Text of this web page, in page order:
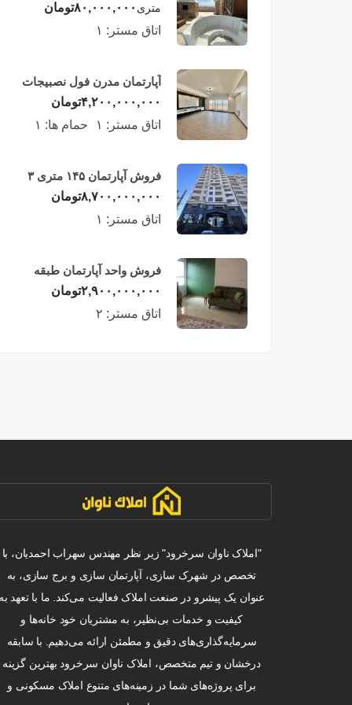
لوکس در طبقه چهاردهم
فریدونکنار
متری ۸۰,۰۰۰,۰۰۰تومان
اتاق مستر: ۱
آپارتمان مدرن فول نصبیجات
ساحلی/فریدونکنار
۴,۲۰۰,۰۰۰,۰۰۰تومان
اتاق مستر: ۱ حمام ها: ۱
فروش آپارتمان ۱۴۵ متری ۳
خوابه در فریدونکنار
۸,۷۰۰,۰۰۰,۰۰۰تومان
اتاق مستر: ۱
فروش واحد آپارتمان طبقه
چهارم در فریدونکنار
۲,۹۰۰,۰۰۰,۰۰۰تومان
اتاق مستر: ۲
"املاک ناوان سرخرود" زیر نظر مهندس سهراب احمدیان، با
تخصص در شهرک سازی، آپارتمان سازی و برج سازی، به
عنوان یک پیشرو در صنعت املاک فعالیت می‌کند. ما با تعهد به
کیفیت و خدمات بی‌نظیر، به مشتریان خود خانه‌ها و
سرمایه‌گذاری‌های دقیق و مطمئن ارائه می‌دهیم. با سابقه
درخشان و تیم متخصص، املاک ناوان سرخرود بهترین گزینه
برای پروژه‌های شما در زمینه‌های متنوع املاک مسکونی و